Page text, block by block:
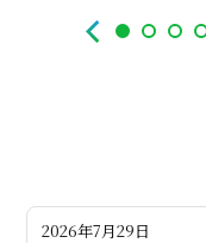
2026年7月29日